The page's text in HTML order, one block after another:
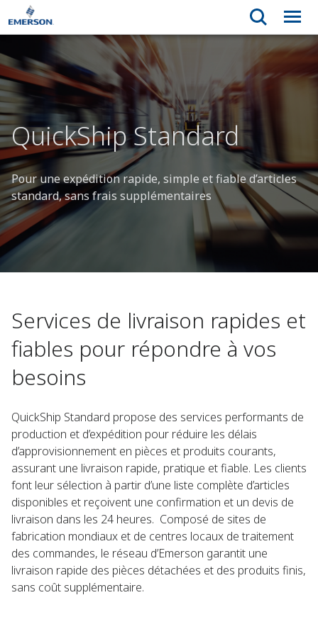
QuickShip Standard
Pour une expédition rapide, simple et fiable d’articles
standard, sans frais supplémentaires
Services de livraison rapides et
fiables pour répondre à vos
besoins
QuickShip Standard propose des services performants de
production et d’expédition pour réduire les délais
d’approvisionnement en pièces et produits courants,
assurant une livraison rapide, pratique et fiable. Les clients
font leur sélection à partir d’une liste complète d’articles
disponibles et reçoivent une confirmation et un devis de
livraison dans les 24 heures. Composé de sites de
fabrication mondiaux et de centres locaux de traitement
des commandes, le réseau d’Emerson garantit une
livraison rapide des pièces détachées et des produits finis,
sans coût supplémentaire.